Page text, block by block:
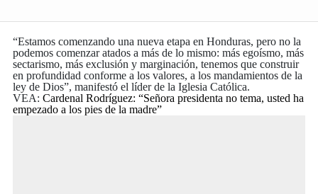
“Estamos comenzando una nueva etapa en Honduras, pero no la
podemos comenzar atados a más de lo mismo: más egoísmo, más
sectarismo, más exclusión y marginación, tenemos que construir
en profundidad conforme a los valores, a los mandamientos de la
ley de Dios”, manifestó el líder de la Iglesia Católica.
VEA: Cardenal Rodríguez: “Señora presidenta no tema, usted ha
empezado a los pies de la madre”